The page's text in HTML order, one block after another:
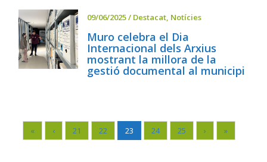
09/06/2025/ Destacat, Notícies
Muro celebra el Dia
Internacional dels Arxius
mostrant la millora de la
gestió documental al municipi
« ‹ 21 22 23 24 25 › »